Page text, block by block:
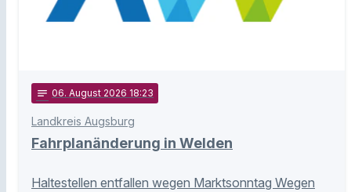
notes 06. August 2026 18:23
Landkreis Augsburg
Fahrplanänderung in Welden
Haltestellen entfallen wegen Marktsonntag Wegen